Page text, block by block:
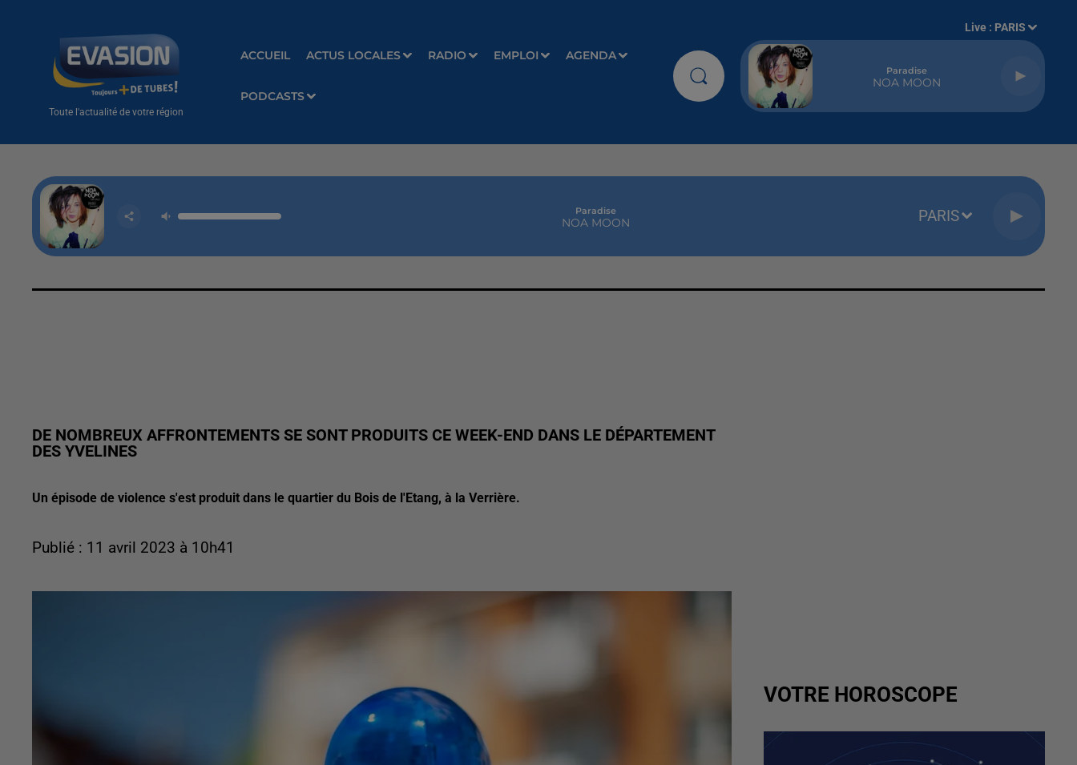
Toute l'actualité de votre région
ACCUEIL ACTUS LOCALES RADIO EMPLOI AGENDA
PODCASTS
Live : PARIS
Paradise
NOA MOON
Paradise
NOA MOON PARIS
DE NOMBREUX AFFRONTEMENTS SE SONT PRODUITS CE WEEK-END DANS LE DÉPARTEMENT
DES YVELINES
Un épisode de violence s'est produit dans le quartier du Bois de l'Etang, à la Verrière.
Publié : 11 avril 2023 à 10h41
VOTRE HOROSCOPE